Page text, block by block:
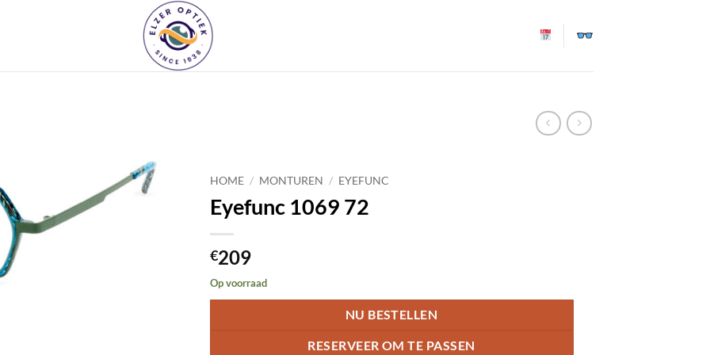
aan
verlanglijst
HOME / MONTUREN / EYEFUNC
Eyefunc 1069 72
€209
Op voorraad
NU BESTELLEN
RESERVEER OM TE PASSEN